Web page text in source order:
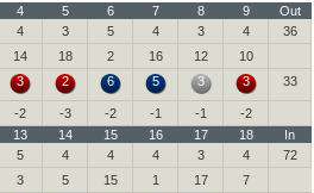
4 5 6 7 8 9
Out
4 3 5 4 3 4
36
14 18 2 16 12
10
3 2 6 5 3 3 33
-2 -3 -2 -1 -1
-2
13 14 15 16 17 18
In
5 4 4 4 3 4
72
3 5 15 1 17
7